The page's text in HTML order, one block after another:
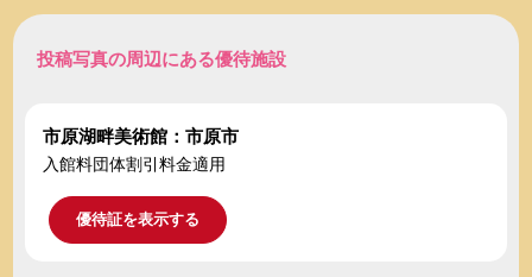
投稿写真の周辺にある優待施設
市原湖畔美術館：市原市
入館料団体割引料金適用
優待証を表示する